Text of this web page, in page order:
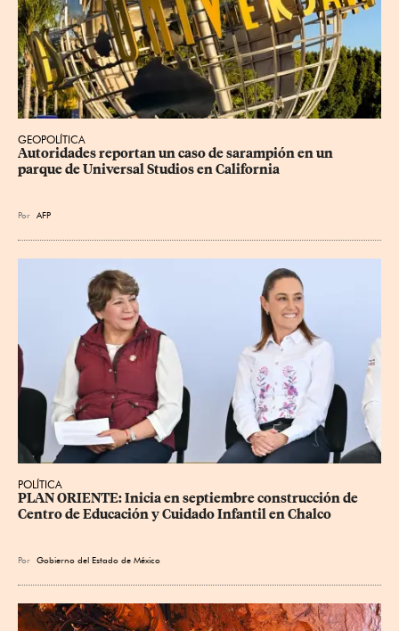
GEOPOLÍTICA
Autoridades reportan un caso de sarampión en un
parque de Universal Studios en California
Por AFP
POLÍTICA
PLAN ORIENTE: Inicia en septiembre construcción de
Centro de Educación y Cuidado Infantil en Chalco
Por Gobierno del Estado de México